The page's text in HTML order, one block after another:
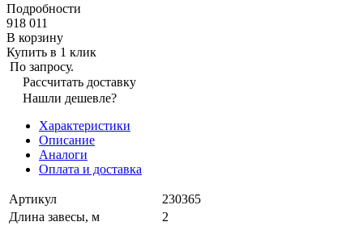
Подробности
918 011
В корзину
Купить в 1 клик
По запросу.
Рассчитать доставку
Нашли дешевле?
Характеристики
Описание
Аналоги
Оплата и доставка
Артикул
230365
Длина завесы, м
2